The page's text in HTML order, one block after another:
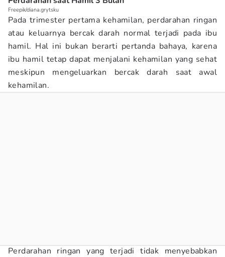
Freepik/diana.grytsku
Pada trimester pertama kehamilan, perdarahan ringan
atau keluarnya bercak darah normal terjadi pada ibu
hamil. Hal ini bukan berarti pertanda bahaya, karena
ibu hamil tetap dapat menjalani kehamilan yang sehat
meskipun mengeluarkan bercak darah saat awal
kehamilan.
Perdarahan ringan yang terjadi tidak menyebabkan